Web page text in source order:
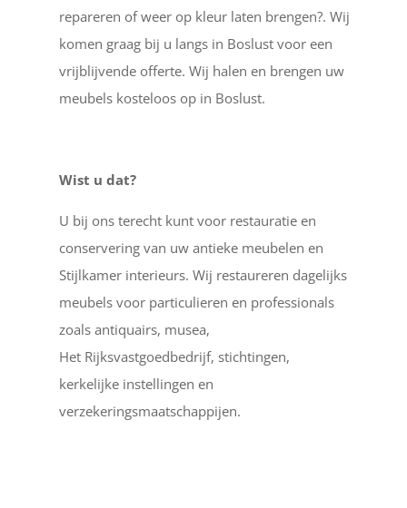
repareren of weer op kleur laten brengen?. Wij
komen graag bij u langs in Boslust voor een
vrijblijvende offerte. Wij halen en brengen uw
meubels kosteloos op in Boslust.
Wist u dat?
U bij ons terecht kunt voor restauratie en
conservering van uw antieke meubelen en
Stijlkamer interieurs. Wij restaureren dagelijks
meubels voor particulieren en professionals
zoals antiquairs, musea,
Het Rijksvastgoedbedrijf, stichtingen,
kerkelijke instellingen en
verzekeringsmaatschappijen.